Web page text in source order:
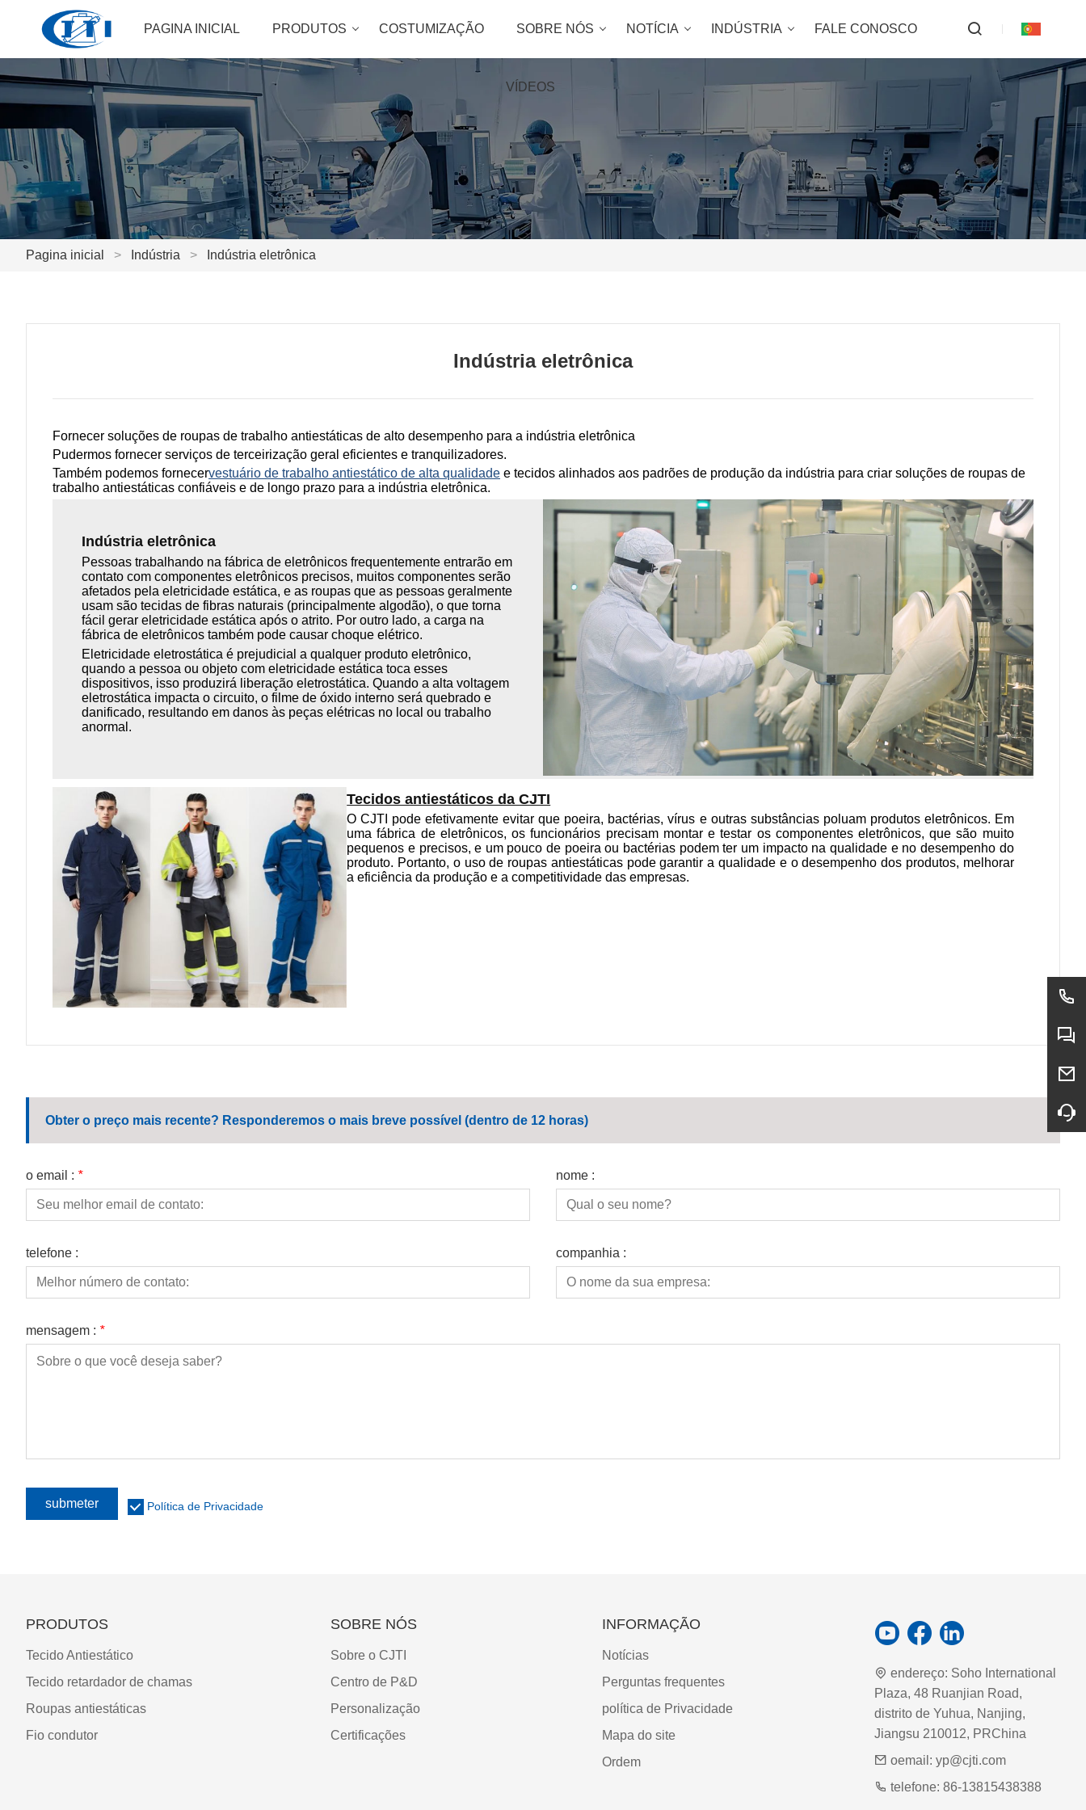
PAGINA INICIAL PRODUTOS COSTUMIZAÇÃO SOBRE NÓS NOTÍCIA INDÚSTRIA FALE CONOSCO
VÍDEOS
Pagina inicial > Indústria > Indústria eletrônica
Indústria eletrônica
Fornecer soluções de roupas de trabalho antiestáticas de alto desempenho para a indústria eletrônica
Pudermos fornecer serviços de terceirização geral eficientes e tranquilizadores.
Também podemos fornecervestuário de trabalho antiestático de alta qualidade e tecidos alinhados aos padrões de produção da indústria para criar soluções de roupas de
trabalho antiestáticas confiáveis ​​e de longo prazo para a indústria eletrônica.
Indústria eletrônica
Pessoas trabalhando na fábrica de eletrônicos frequentemente entrarão em
contato com componentes eletrônicos precisos, muitos componentes serão
afetados pela eletricidade estática, e as roupas que as pessoas geralmente
usam são tecidas de fibras naturais (principalmente algodão), o que torna
fácil gerar eletricidade estática após o atrito. Por outro lado, a carga na
fábrica de eletrônicos também pode causar choque elétrico.
Eletricidade eletrostática é prejudicial a qualquer produto eletrônico,
quando a pessoa ou objeto com eletricidade estática toca esses
dispositivos, isso produzirá liberação eletrostática. Quando a alta voltagem
eletrostática impacta o circuito, o filme de óxido interno será quebrado e
danificado, resultando em danos às peças elétricas no local ou trabalho
anormal.
Tecidos antiestáticos da CJTI
O CJTI pode efetivamente evitar que poeira, bactérias, vírus e outras substâncias poluam produtos eletrônicos. Em
uma fábrica de eletrônicos, os funcionários precisam montar e testar os componentes eletrônicos, que são muito
pequenos e precisos, e um pouco de poeira ou bactérias podem ter um impacto na qualidade e no desempenho do
produto. Portanto, o uso de roupas antiestáticas pode garantir a qualidade e o desempenho dos produtos, melhorar
a eficiência da produção e a competitividade das empresas.
Obter o preço mais recente? Responderemos o mais breve possível (dentro de 12 horas)
o email : * nome :
telefone : companhia :
mensagem : *
submeter Política de Privacidade
PRODUTOS
Tecido Antiestático
Tecido retardador de chamas
Roupas antiestáticas
Fio condutor
SOBRE NÓS
Sobre o CJTI
Centro de P&D
Personalização
Certificações
INFORMAÇÃO
Notícias
Perguntas frequentes
política de Privacidade
Mapa do site
Ordem
endereço: Soho International
Plaza, 48 Ruanjian Road,
distrito de Yuhua, Nanjing,
Jiangsu 210012, PRChina
oemail: yp@cjti.com
telefone: 86-13815438388